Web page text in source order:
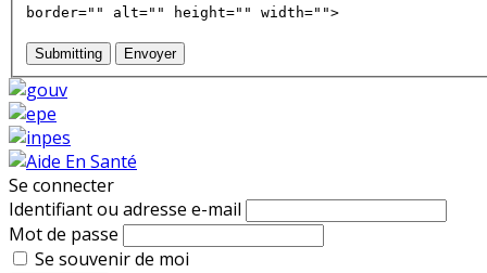
border="" alt="" height="" width="">
Submitting Envoyer
Se connecter
Identifiant ou adresse e-mail
Mot de passe
Se souvenir de moi